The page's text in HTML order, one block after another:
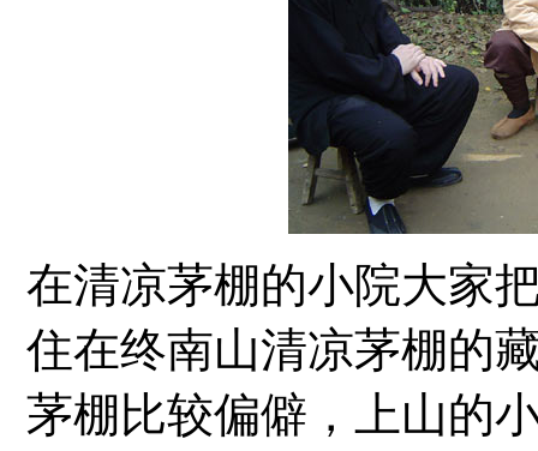
在清凉茅棚的小院大家
住在终南山清凉茅棚的
茅棚比较偏僻，上山的